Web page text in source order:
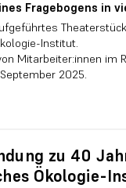
Fragebogens in
Institut.
Mitarbeiter:innen im
2025.
zu 40
Ökologie-